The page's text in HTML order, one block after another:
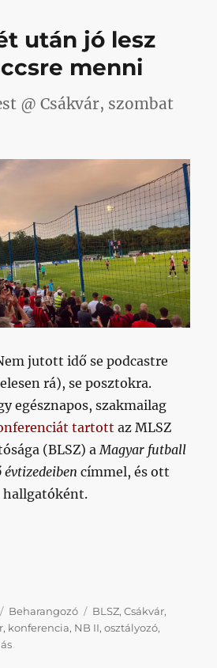
után jó lesz
menni
@ Csákvár, szombat
jutott idő se podcastre
rá), se posztokra.
egésznapos, szakmailag
tartott az MLSZ
(BLSZ) a Magyar futball
évtizedeiben címmel, és ott
lesz végre meccsre menni”
Kategória
Beharangozó Címke
BLSZ,Csákvár,
, konferencia, NB II,osztályozó,
Hosszú